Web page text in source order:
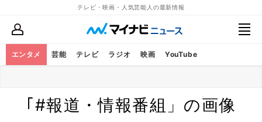
テレビ・映画・人気芸能人の最新情報
エンタメ 芸能 テレビ ラジオ 映画 YouTube
Sponsored Spotify FOD Pontaパス TELASA
｢#報道・情報番組」の画像